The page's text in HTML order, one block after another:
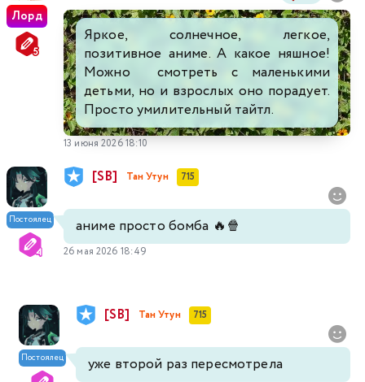
Лорд
Яркое, солнечное, легкое,
позитивное аниме. А какое няшное!
Можно смотреть с маленькими
детьми, но и взрослых оно порадует.
Просто умилительный тайтл.
13 июня 2026 18:10
Постоялец
[SB] Тан Утун 715
аниме просто бомба 🔥🍿
26 мая 2026 18:49
Постоялец
[SB] Тан Утун 715
уже второй раз пересмотрела